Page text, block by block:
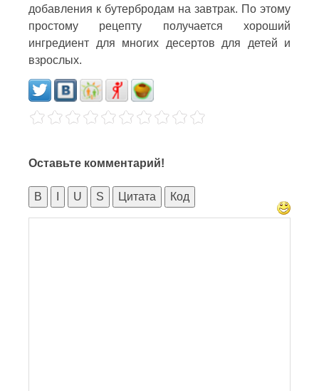
добавления к бутербродам на завтрак. По этому
простому рецепту получается хороший
ингредиент для многих десертов для детей и
взрослых.
Оставьте комментарий!
B U S Цитата Код